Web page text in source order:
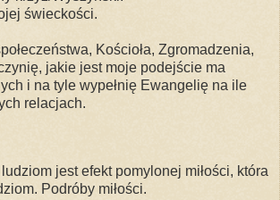
świeckości.
Kościoła, Zgromadzenia,
jakie jest moje podejście ma
i na tyle wypełnię Ewangelię na ile
relacjach.
jest efekt pomylonej miłości, która
Podróby miłości.